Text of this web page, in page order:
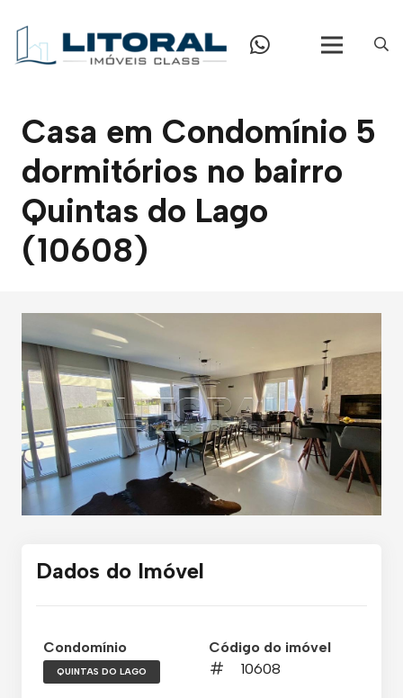
Casa em Condomínio 5
dormitórios no bairro
Quintas do Lago
(10608)
Dados do Imóvel
Condomínio
QUINTAS DO LAGO
Código do imóvel
10608